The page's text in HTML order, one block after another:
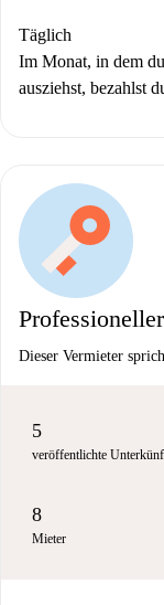
Täglich
Im Monat, in dem
ausziehst, bezahlst
Dieser Vermieter
5
veröffentlichte
8
Mieter